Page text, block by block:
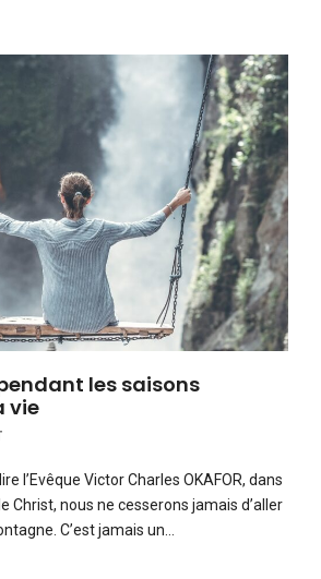
les saisons
vie
l’Evêque Victor Charles OKAFOR, dans
Christ, nous ne cesserons jamais d’aller
C’est jamais un…